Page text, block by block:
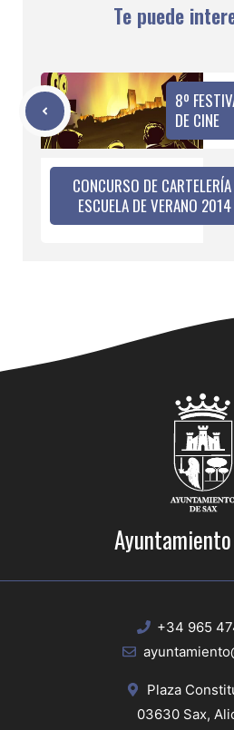
Te puede
8º
DE CINE
CONCURSO DE CARTELERÍA
ESCUELA DE VERANO 2014
+34 965
Plaza
03630 Sax,